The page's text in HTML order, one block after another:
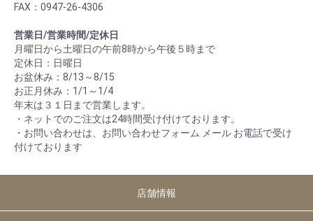
FAX：0947-26-4306
営業日/営業時間/定休日
月曜日から土曜日の午前8時から午後５時まで
定休日：日曜日
お盆休み：8/13～8/15
お正月休み：1/1～1/4
年末は３１日まで営業します。
・ネットでのご注文は24時間受け付けております。
・お問い合わせは、お問い合わせフォーム メール お電話で受け
付けております
店舗情報